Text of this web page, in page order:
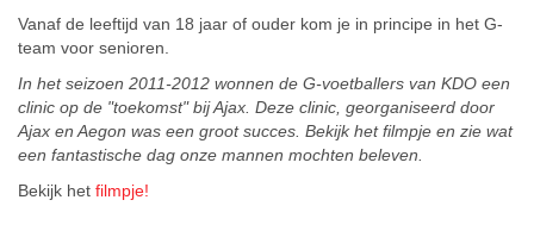
Vanaf de leeftijd van 18 jaar of ouder kom je in principe in het G-
team voor senioren.
In het seizoen 2011-2012 wonnen de G-voetballers van KDO een
clinic op de "toekomst" bij Ajax. Deze clinic, georganiseerd door
Ajax en Aegon was een groot succes. Bekijk het filmpje en zie wat
een fantastische dag onze mannen mochten beleven.
Bekijk het filmpje!